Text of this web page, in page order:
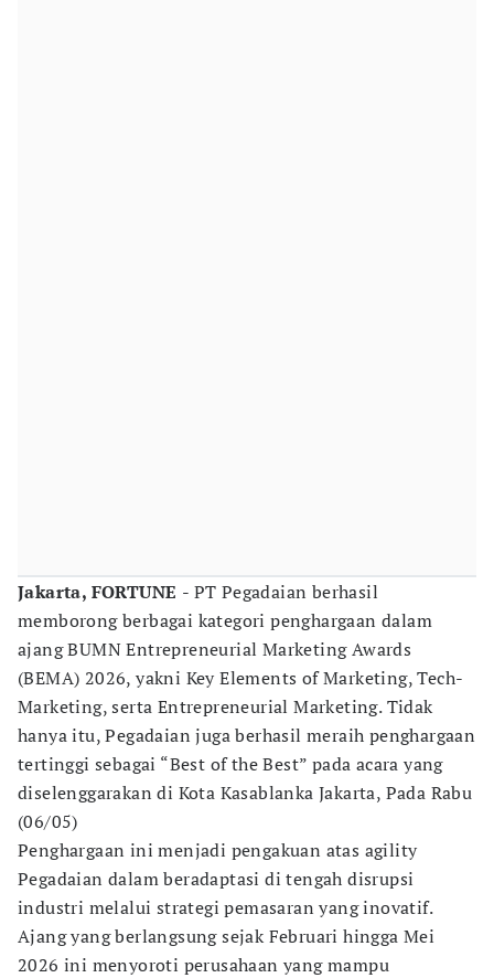
Jakarta, FORTUNE - PT Pegadaian berhasil
memborong berbagai kategori penghargaan dalam
ajang BUMN Entrepreneurial Marketing Awards
(BEMA) 2026, yakni Key Elements of Marketing, Tech-
Marketing, serta Entrepreneurial Marketing. Tidak
hanya itu, Pegadaian juga berhasil meraih penghargaan
tertinggi sebagai “Best of the Best” pada acara yang
diselenggarakan di Kota Kasablanka Jakarta, Pada Rabu
(06/05)
Penghargaan ini menjadi pengakuan atas agility
Pegadaian dalam beradaptasi di tengah disrupsi
industri melalui strategi pemasaran yang inovatif.
Ajang yang berlangsung sejak Februari hingga Mei
2026 ini menyoroti perusahaan yang mampu